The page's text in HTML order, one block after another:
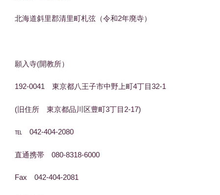
北海道斜里郡清里町札弦（令和2年廃寺）
願入寺(開教所）
192-0041 東京都八王子市中野上町4丁目32-1
(旧住所 東京都品川区豊町3丁目2-17)
℡ 042-404-2080
直通携帯 080-8318-6000
Fax 042-404-2081